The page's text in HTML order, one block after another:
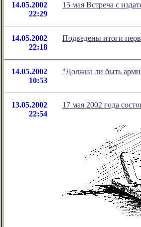
14.05.2002
22:29
15 мая Встреча с
14.05.2002
22:18
Подведены итоги
14.05.2002
10:53
"Должна ли быть
13.05.2002
22:54
17 мая 2002 года